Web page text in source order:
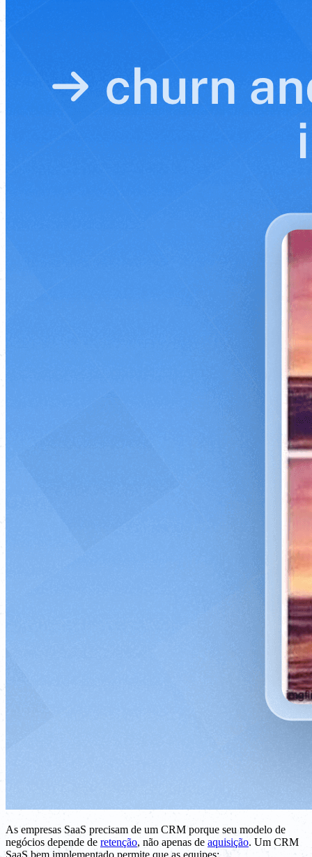
As empresas SaaS precisam de um CRM porque seu modelo de
negócios depende de retenção, não apenas de aquisição. Um CRM
SaaS bem implementado permite que as equipes: